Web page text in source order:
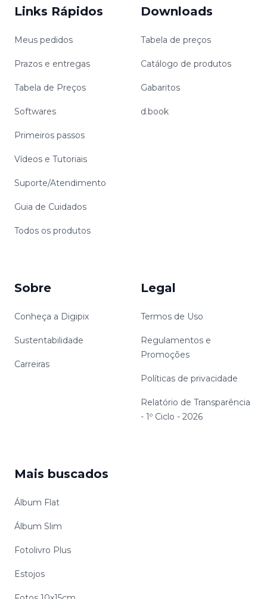
Links Rápidos
Meus pedidos
Prazos e entregas
Tabela de Preços
Softwares
Primeiros passos
Vídeos e Tutoriais
Suporte/Atendimento
Guia de Cuidados
Todos os produtos
Sobre
Conheça a Digipix
Sustentabilidade
Carreiras
Downloads
Tabela de preços
Catálogo de produtos
Gabaritos
d.book
Legal
Termos de Uso
Regulamentos e
Promoções
Políticas de privacidade
Relatório de Transparência
- 1º Ciclo - 2026
Mais buscados
Álbum Flat
Álbum Slim
Fotolivro Plus
Estojos